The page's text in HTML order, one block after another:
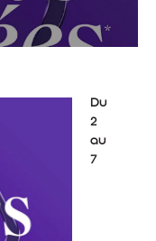
Du
2
au
7